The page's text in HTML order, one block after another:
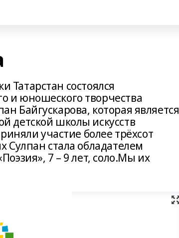
Татарстан состоялся
и юношеского творчества
Байгускарова, которая является
детской школы искусств
участие более трёхсот
Сулпан стала обладателем
7 – 9 лет, соло.Мы их